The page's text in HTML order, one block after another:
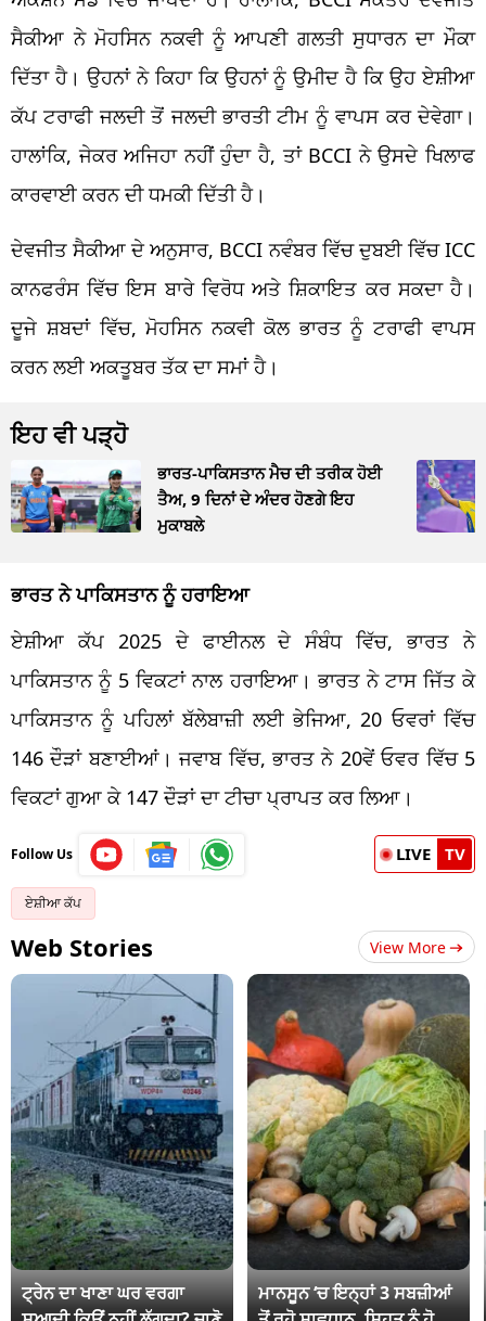
ਸੈਕੀਆ ਨੇ ਮੋਹਸਿਨ ਨਕਵੀ ਨੂੰ ਆਪਣੀ ਗਲਤੀ ਸੁਧਾਰਨ ਦਾ ਮੌਕਾ
ਦਿੱਤਾ ਹੈ। ਉਹਨਾਂ ਨੇ ਕਿਹਾ ਕਿ ਉਹਨਾਂ ਨੂੰ ਉਮੀਦ ਹੈ ਕਿ ਉਹ ਏਸ਼ੀਆ
ਕੱਪ ਟਰਾਫੀ ਜਲਦੀ ਤੋਂ ਜਲਦੀ ਭਾਰਤੀ ਟੀਮ ਨੂੰ ਵਾਪਸ ਕਰ ਦੇਵੇਗਾ।
ਹਾਲਾਂਕਿ, ਜੇਕਰ ਅਜਿਹਾ ਨਹੀਂ ਹੁੰਦਾ ਹੈ, ਤਾਂ BCCI ਨੇ ਉਸਦੇ ਖਿਲਾਫ
ਕਾਰਵਾਈ ਕਰਨ ਦੀ ਧਮਕੀ ਦਿੱਤੀ ਹੈ।
ਦੇਵਜੀਤ ਸੈਕੀਆ ਦੇ ਅਨੁਸਾਰ, BCCI ਨਵੰਬਰ ਵਿੱਚ ਦੁਬਈ ਵਿੱਚ ICC
ਕਾਨਫਰੰਸ ਵਿੱਚ ਇਸ ਬਾਰੇ ਵਿਰੋਧ ਅਤੇ ਸ਼ਿਕਾਇਤ ਕਰ ਸਕਦਾ ਹੈ।
ਦੂਜੇ ਸ਼ਬਦਾਂ ਵਿੱਚ, ਮੋਹਸਿਨ ਨਕਵੀ ਕੋਲ ਭਾਰਤ ਨੂੰ ਟਰਾਫੀ ਵਾਪਸ
ਕਰਨ ਲਈ ਅਕਤੂਬਰ ਤੱਕ ਦਾ ਸਮਾਂ ਹੈ।
ਇਹ ਵੀ ਪੜ੍ਹੋ
ਭਾਰਤ-ਪਾਕਿਸਤਾਨ ਮੈਚ ਦੀ ਤਰੀਕ ਹੋਈ
ਤੈਅ, 9 ਦਿਨਾਂ ਦੇ ਅੰਦਰ ਹੋਣਗੇ ਇਹ
ਮੁਕਾਬਲੇ
ਭਾਰਤ ਨੇ ਪਾਕਿਸਤਾਨ ਨੂੰ ਹਰਾਇਆ
ਏਸ਼ੀਆ ਕੱਪ 2025 ਦੇ ਫਾਈਨਲ ਦੇ ਸੰਬੰਧ ਵਿੱਚ, ਭਾਰਤ ਨੇ
ਪਾਕਿਸਤਾਨ ਨੂੰ 5 ਵਿਕਟਾਂ ਨਾਲ ਹਰਾਇਆ। ਭਾਰਤ ਨੇ ਟਾਸ ਜਿੱਤ ਕੇ
ਪਾਕਿਸਤਾਨ ਨੂੰ ਪਹਿਲਾਂ ਬੱਲੇਬਾਜ਼ੀ ਲਈ ਭੇਜਿਆ, 20 ਓਵਰਾਂ ਵਿੱਚ
146 ਦੌੜਾਂ ਬਣਾਈਆਂ। ਜਵਾਬ ਵਿੱਚ, ਭਾਰਤ ਨੇ 20ਵੇਂ ਓਵਰ ਵਿੱਚ 5
ਵਿਕਟਾਂ ਗੁਆ ਕੇ 147 ਦੌੜਾਂ ਦਾ ਟੀਚਾ ਪ੍ਰਾਪਤ ਕਰ ਲਿਆ।
Follow Us LIVE TV
ਏਸ਼ੀਆ ਕੱਪ
Web Stories View More
ਟ੍ਰੇਨ ਦਾ ਖਾਣਾ ਘਰ ਵਰਗਾ
ਮਾਨਸੂਨ ‘ਚ ਇਨ੍ਹਾਂ 3 ਸਬਜ਼ੀਆਂ